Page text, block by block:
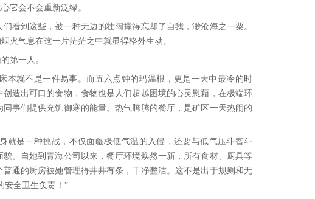
它会不会重新泛绿。
看到这些，被一种无边的壮阔撑得忘却了自我，渺沧海之一粟。
火气息在这一片茫茫之中就显得格外生动。
第一人。
本就不是一件易事。而五六点钟的玛温根，更是一天中最冷的时
造出可口的食物，食物也是人们超越困境的心灵慰藉，在极端环
事们提供充饥御寒的能量。热气腾腾的餐厅，是矿区一天热闹的
就是一种挑战，不仅面临极低气温的入侵，还要与低气压斗智斗
。自她到青海公司以来，餐厅环境焕然一新，所有食材、厨具等
通的厨房被她管理得井井有条，干净整洁。这不是出于规则和无
安全卫生负责！”